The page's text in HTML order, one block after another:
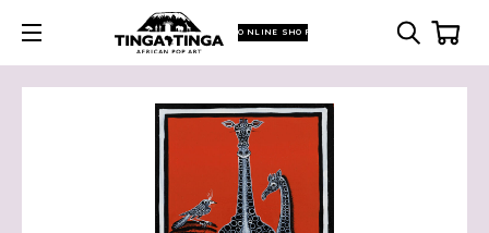
ONLINE SHOP